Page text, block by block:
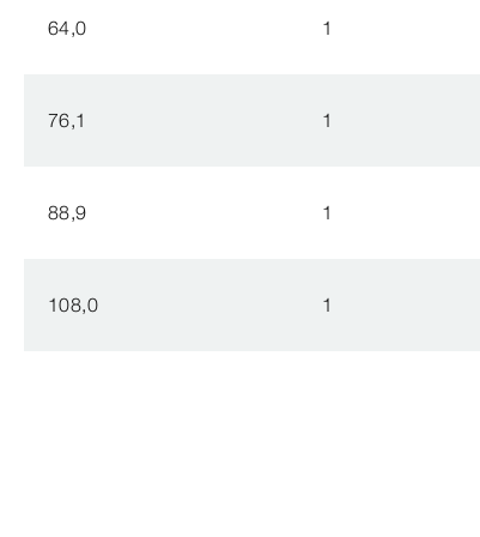
64,0 1
76,1 1
88,9 1
108,0 1